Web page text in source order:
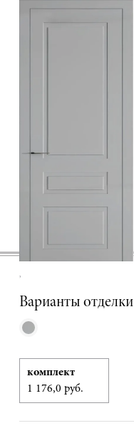
,
Варианты отделки
комплект
1 176,0 руб.